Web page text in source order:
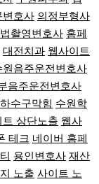
변호사 의정부형사
촬영변호사 홈페
대전치과 웹사이트
원음주운전변호사
음주운전변호사
수구막힘 수원학
트 상단노출 웹사
테크 네이버 홈페
용인변호사 재산
노출 사이트 노